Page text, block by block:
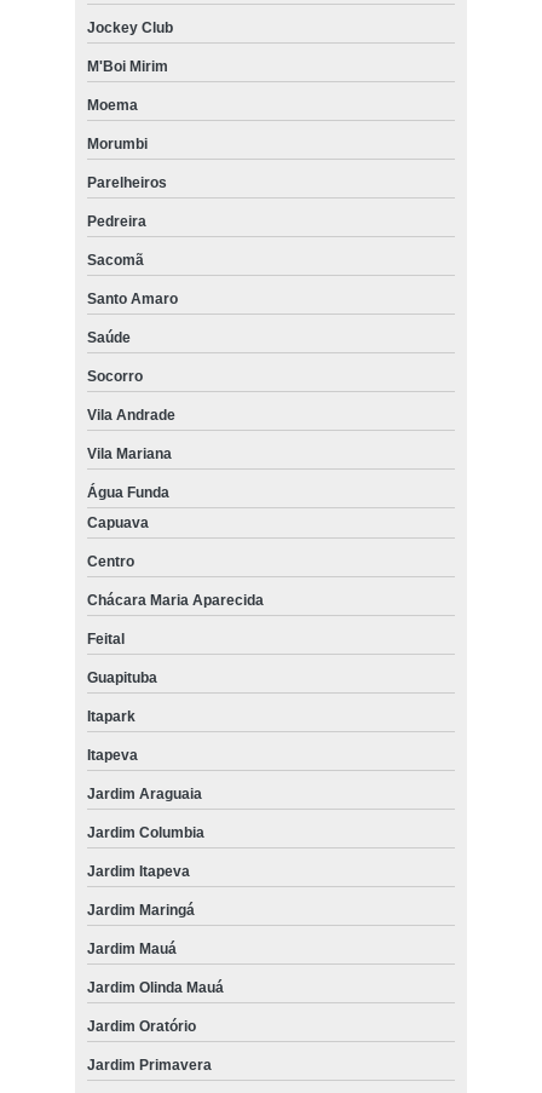
Jockey Club
M'Boi Mirim
Moema
Morumbi
Parelheiros
Pedreira
Sacomã
Santo Amaro
Saúde
Socorro
Vila Andrade
Vila Mariana
Água Funda
Capuava
Centro
Chácara Maria Aparecida
Feital
Guapituba
Itapark
Itapeva
Jardim Araguaia
Jardim Columbia
Jardim Itapeva
Jardim Maringá
Jardim Mauá
Jardim Olinda Mauá
Jardim Oratório
Jardim Primavera